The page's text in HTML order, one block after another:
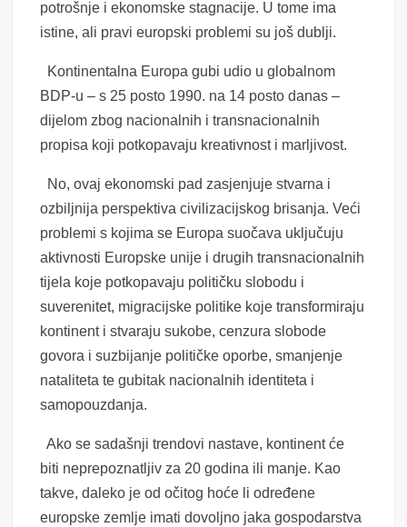
potrošnje i ekonomske stagnacije. U tome ima
istine, ali pravi europski problemi su još dublji.
Kontinentalna Europa gubi udio u globalnom
BDP-u – s 25 posto 1990. na 14 posto danas –
dijelom zbog nacionalnih i transnacionalnih
propisa koji potkopavaju kreativnost i marljivost.
No, ovaj ekonomski pad zasjenjuje stvarna i
ozbiljnija perspektiva civilizacijskog brisanja. Veći
problemi s kojima se Europa suočava uključuju
aktivnosti Europske unije i drugih transnacionalnih
tijela koje potkopavaju političku slobodu i
suverenitet, migracijske politike koje transformiraju
kontinent i stvaraju sukobe, cenzura slobode
govora i suzbijanje političke oporbe, smanjenje
nataliteta te gubitak nacionalnih identiteta i
samopouzdanja.
Ako se sadašnji trendovi nastave, kontinent će
biti neprepoznatljiv za 20 godina ili manje. Kao
takve, daleko je od očitog hoće li određene
europske zemlje imati dovoljno jaka gospodarstva